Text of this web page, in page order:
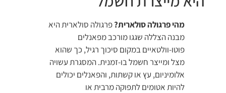
מהי פרגולה סולארית?פרגולה סולארית היא
מבנה הצללה שגגו מורכב מפאנלים
פוטו-וולטאיים במקום סיכוך רגיל, כך שהוא
מצל ומייצר חשמל בו-זמנית. המסגרת עשויה
אלומיניום, עץ או קשתות, והפאנלים יכולים
להיות אטומים לתפוקה מרבית או